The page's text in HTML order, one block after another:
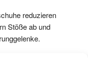
reduzieren
Stöße ab und